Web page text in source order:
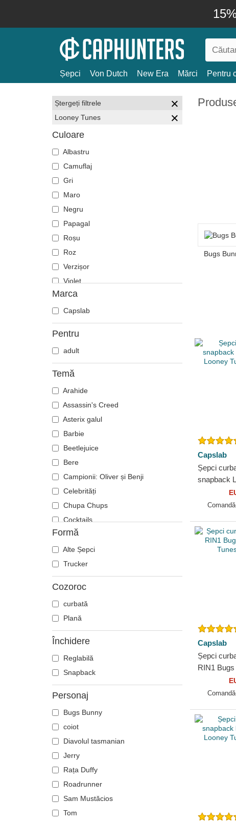
Șepci Von Dutch New Era Mărci Pentru
Ștergeți filtrele
Looney Tunes
Culoare
Albastru
Camuflaj
Gri
Maro
Negru
Papagal
Roșu
Roz
Verzișor
Violet
Marca
Capslab
Pentru
adult
Temă
Arahide
Assassin's Creed
Asterix galul
Barbie
Beetlejuice
Bere
Campionii: Oliver și Benji
Celebrități
Chupa Chups
Cocktails
DC Comics
Disney
Dragon Ball
Eu, cel rău din cartier
Fiare mitice
Harry Potter
Hip Hop Dogz
Looney Tunes
Lucky Luke
Motor
Formă
Alte Șepci
Trucker
Cozoroc
curbată
Plană
Închidere
Reglabilă
Snapback
Personaj
Bugs Bunny
coiot
Diavolul tasmanian
Jerry
Rața Duffy
Roadrunner
Sam Mustăcios
Tom
Bugs
Capslab
Șepci
snapback
Looney
Capslab
Șepci
RIN1
Tunes de